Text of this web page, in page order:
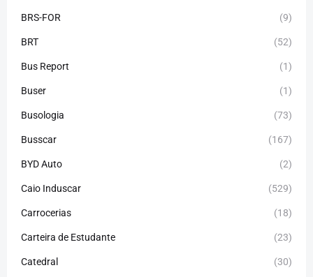
BRS-FOR (9)
BRT (52)
Bus Report (1)
Buser (1)
Busologia (73)
Busscar (167)
BYD Auto (2)
Caio Induscar (529)
Carrocerias (18)
Carteira de Estudante (23)
Catedral (30)